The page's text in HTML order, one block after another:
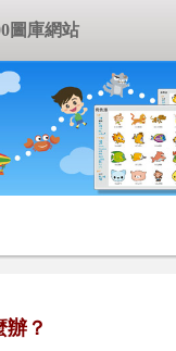
？
圖庫網站